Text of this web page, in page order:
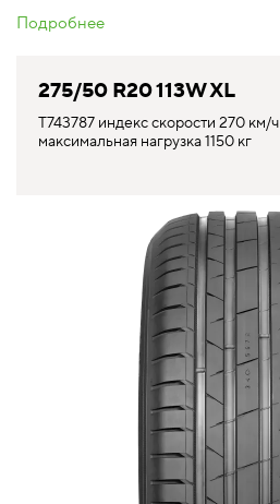
Подробнее
275/50 R20 113W XL
T743787 индекс скорости 270 км/ч
максимальная нагрузка 1150 кг